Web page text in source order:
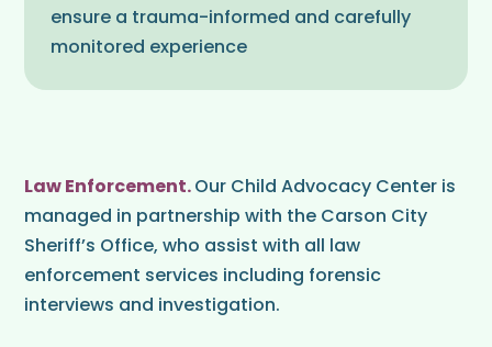
ensure a trauma-informed and carefully
monitored experience
Law Enforcement. Our Child Advocacy Center is
managed in partnership with the Carson City
Sheriff’s Office, who assist with all law
enforcement services including forensic
interviews and investigation.